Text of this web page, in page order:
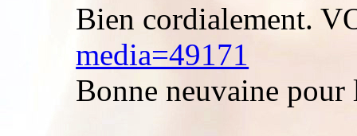
Bien cordialement.
media=49171
Bonne neuvaine pour